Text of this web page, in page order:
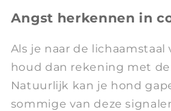
Angst herkennen in
Als je naar de
houd dan rekening met
Natuurlijk kan je hond
sommige van deze